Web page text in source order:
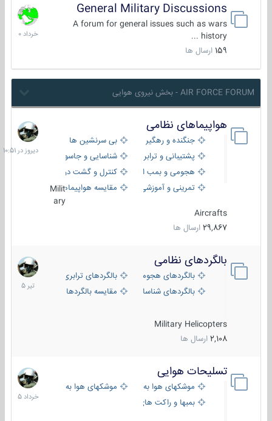
General Military Discussions
A forum for general issues such as wars
history ...
159 ارسال ها
10
خرداد
1400
AIR FORCE FORUM - بخش نیروی هوایی
هواپیماهای نظامی
جنگنده و رهگیر
بی سرنشین ها
پشتیبانی و ترابری
شناسایی و جاسوسی
هجومی و بمب افکن
کنترل و گشت دریایی
تمرینی و آموزشی
مقایسه هواپیماهاMilit
ary
Aircrafts
29,867 ارسال ها
دیروز
در
10:51
بالگردهای نظامی
بالگردهای هجومی
بالگردهای ترابری
بالگردهای شناسایی
مقایسه بالگردها
Military Helicopters
2,108 ارسال ها
22
تیر
1405
تسلیحات هوایی
موشکهای هوا به هوا
موشکهای هوا به سطح
بمبها و راکت های هوایی
30
خرداد
1405